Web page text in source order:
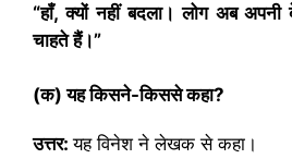
“हाँ,क्यों नहीं बदला। लोग अब अपनी
चाहते हैं।”
(क) यह किसने-किससे कहा?
उत्तर: यह विनेश ने लेखक से कहा।